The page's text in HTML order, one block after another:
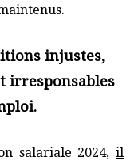
injustes,
irresponsables
salariale 2024, il